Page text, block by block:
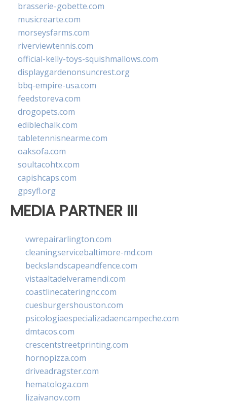
brasserie-gobette.com
musicrearte.com
morseysfarms.com
riverviewtennis.com
official-kelly-toys-squishmallows.com
displaygardenonsuncrest.org
bbq-empire-usa.com
feedstoreva.com
drogopets.com
ediblechalk.com
tabletennisnearme.com
oaksofa.com
soultacohtx.com
capishcaps.com
gpsyfl.org
MEDIA PARTNER III
vwrepairarlington.com
cleaningservicebaltimore-md.com
beckslandscapeandfence.com
vistaaltadelveramendi.com
coastlinecateringnc.com
cuesburgershouston.com
psicologiaespecializadaencampeche.com
dmtacos.com
crescentstreetprinting.com
hornopizza.com
driveadragster.com
hematologa.com
lizaivanov.com